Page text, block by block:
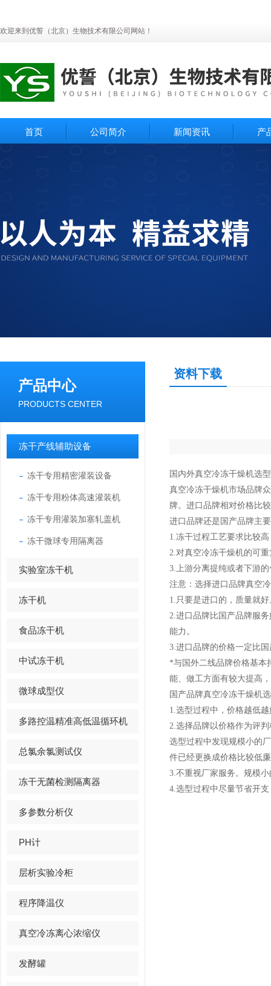
欢迎来到优誓（北京）生物技术有限公司网站！
首页 公司简介 新闻资讯 产
产品中心
PRODUCTS CENTER
冻干产线辅助设备
冻干专用精密灌装设备
冻干专用粉体高速灌装机
冻干专用灌装加塞轧盖机
冻干微球专用隔离器
实验室冻干机
冻干机
食品冻干机
中试冻干机
微球成型仪
多路控温精准高低温循环机
总氯余氯测试仪
冻干无菌检测隔离器
多参数分析仪
PH计
层析实验冷柜
程序降温仪
真空冷冻离心浓缩仪
发酵罐
资料下载
国内外真空冷冻干燥机选
真空冷冻干燥机市场品牌
牌。进口品牌相对价格比
进口品牌还是国产品牌主
1.冻干过程工艺要求比较
2.对真空冷冻干燥机的可
3.上游分离提纯或者下游
注意：选择进口品牌真空
1.只要是进口的，质量就
2.进口品牌比国产品牌服
能力。
3.进口品牌的价格一定比
*与国外二线品牌价格基本
能、做工方面有较大提高
国产品牌真空冷冻干燥机
1.选型过程中，价格越低
2.选择品牌以价格作为评
选型过程中发现规模小的
件已经更换成价格比较低
3.不重视厂家服务。规模
4.选型过程中尽量节省开